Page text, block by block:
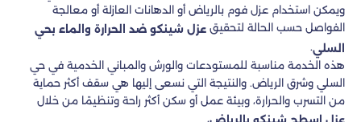
ويمكن استخدام عزل فوم بالرياض أو الدهانات العازلة أو معالجة
الفواصل حسب الحالة لتحقيق عزل شينكو ضد الحرارة والماء بحي
السلي.
هذه الخدمة مناسبة للمستودعات والورش والمباني الخدمية في حي
السلي وشرق الرياض. والنتيجة التي نسعى إليها هي سقف أكثر حماية
من التسرب والحرارة، وبيئة عمل أو سكن أكثر راحة وتنظيمًا من خلال
.